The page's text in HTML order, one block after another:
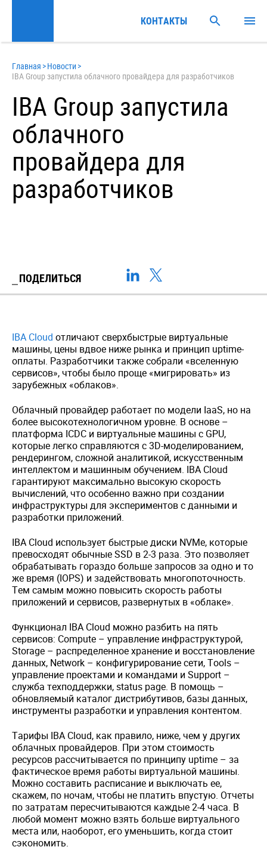
Главная >Новости>
IBA Group запустила облачного провайдера для разработчиков
IBA Group запустила
облачного
провайдера для
разработчиков
ПОДЕЛИТЬСЯ
IBA Cloud отличают сверхбыстрые виртуальные
машины, цены вдвое ниже рынка и принцип uptime-
оплаты. Разработчики также собрали «вселенную
сервисов», чтобы было проще «мигрировать» из
зарубежных «облаков».
Облачный провайдер работает по модели IaaS, но на
более высокотехнологичном уровне. В основе –
платформа ICDC и виртуальные машины с GPU,
которые легко справляются с 3D-моделированием,
рендерингом, сложной аналитикой, искусственным
интеллектом и машинным обучением. IBA Cloud
гарантируют максимально высокую скорость
вычислений, что особенно важно при создании
инфраструктуры для экспериментов с данными и
разработки приложений.
IBA Cloud использует быстрые диски NVMe, которые
превосходят обычные SSD в 2-3 раза. Это позволяет
обрабатывать гораздо больше запросов за одно и то
же время (IOPS) и задействовать многопоточность.
Тем самым можно повысить скорость работы
приложений и сервисов, развернутых в «облаке».
Функционал IBA Cloud можно разбить на пять
сервисов: Compute – управление инфраструктурой,
Storage – распределенное хранение и восстановление
данных, Network – конфигурирование сети, Tools –
управление проектами и командами и Support –
служба техподдержки, status page. В помощь –
обновляемый каталог дистрибутивов, базы данных,
инструменты разработки и управления контентом.
Тарифы IBA Cloud, как правило, ниже, чем у других
облачных провайдеров. При этом стоимость
ресурсов рассчитывается по принципу uptime – за
фактическое время работы виртуальной машины.
Можно составить расписание и выключать ее,
скажем, по ночам, чтобы не платить впустую. Отчеты
по затратам пересчитываются каждые 2-4 часа. В
любой момент можно взять больше виртуального
места или, наоборот, его уменьшить, когда стоит
сэкономить.
КОНТАКТЫ